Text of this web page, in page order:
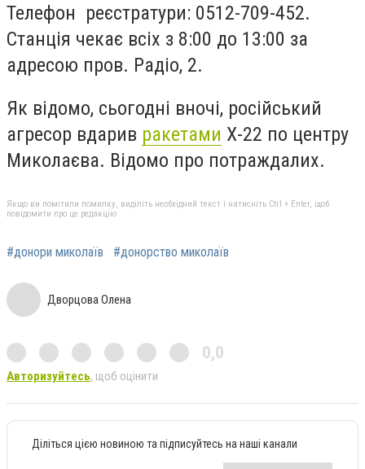
Телефон реєстратури: 0512-709-452.
Станція чекає всіх з 8:00 до 13:00 за
адресою пров. Радіо, 2.
Як відомо, сьогодні вночі, російський
агресор вдарив ракетами Х-22 по центру
Миколаєва. Відомо про потраждалих.
Якщо ви помітили помилку, виділіть необхідний текст і натисніть Ctrl + Enter, щоб
повідомити про це редакцію
#донори миколаїв #донорство миколаїв
Дворцова Олена
0,0
Авторизуйтесь, щоб оцінити
Діліться цією новиною та підписуйтесь на наші канали